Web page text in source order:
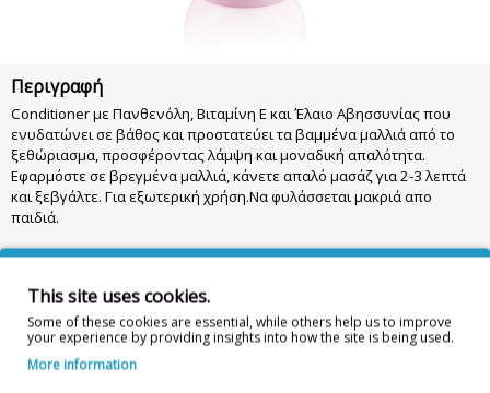
Περιγραφή
Conditioner με Πανθενόλη, Βιταμίνη Ε και Έλαιο Αβησσυνίας που
ενυδατώνει σε βάθος και προστατεύει τα βαμμένα μαλλιά από το
ξεθώριασμα, προσφέροντας λάμψη και μοναδική απαλότητα.
Εφαρμόστε σε βρεγμένα μαλλιά, κάνετε απαλό μασάζ για 2-3 λεπτά
και ξεβγάλτε. Για εξωτερική χρήση.Να φυλάσσεται μακριά απο
παιδιά.
Συστατικά: AQUA, CETEARYL ALCOHOL, CETRIMONIUM CHLORIDE,
ABYSSINICA SEED OIL, PHENOXYETHANOL, ETHYLHEXYL
METHOXYCINNAMATE, GLYCERYL STEARATE, PANTHENOL, PEG–100
STEARATE, AMODIMETHICONE, TOCOPHERYL ACETATE, GUAR
HYDROXYPROPYLTRIMONIUM CHLORIDE, ISOPROPYL ALCOHOL,
This site uses cookies.
Some of these cookies are essential, while others help us to improve
your experience by providing insights into how the site is being used.
More information